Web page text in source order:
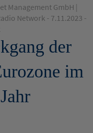
Management GmbH |
Network - 7.11.2023 -
der
im